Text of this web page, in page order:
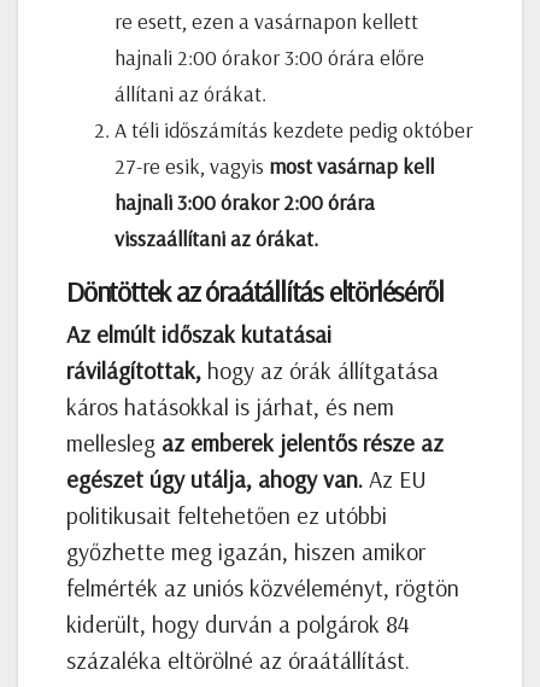
re esett, ezen a vasárnapon kellett
hajnali 2:00 órakor 3:00 órára előre
állítani az órákat.
A téli időszámítás kezdete pedig október
27-re esik, vagyis most vasárnap kell
hajnali 3:00 órakor 2:00 órára
visszaállítani az órákat.
Döntöttek az óraátállítás eltörléséről
Az elmúlt időszak kutatásai
rávilágítottak, hogy az órák állítgatása
káros hatásokkal is járhat, és nem
mellesleg az emberek jelentős része az
egészet úgy utálja, ahogy van. Az EU
politikusait feltehetően ez utóbbi
győzhette meg igazán, hiszen amikor
felmérték az uniós közvéleményt, rögtön
kiderült, hogy durván a polgárok 84
százaléka eltörölné az óraátállítást.